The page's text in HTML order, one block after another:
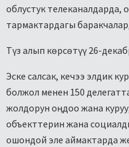
облустук
тармактардагы
Түз алып көрсөтүү 26-
Эске салсак, кечээ элдик
болжол менен 150
жолдорун оңдоо жана
объекттерин жана
ошондой эле аймактарда